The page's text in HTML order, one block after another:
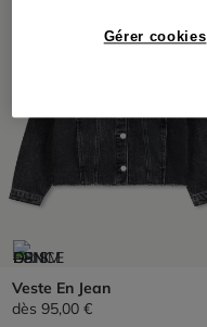
Veste En Jean
dès 95,00 €
Gérer cookies